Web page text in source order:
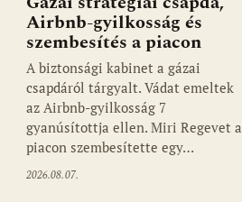
Airbnb-gyilkosság és
szembesítés a piacon
A biztonsági kabinet a gázai
csapdáról tárgyalt. Vádat emeltek
az Airbnb-gyilkosság 7
gyanúsítottja ellen. Miri Regevet a
piacon szembesítette egy…
2026.08.07.